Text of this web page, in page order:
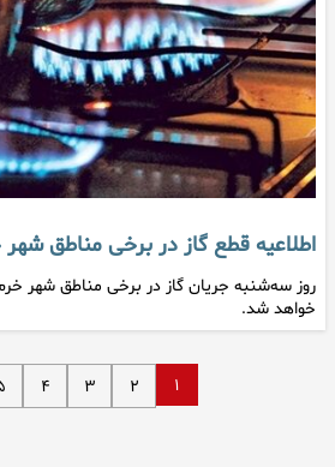
اطلاعیه قطع گاز در برخی مناطق شهر
روز سه‌شنبه جریان گاز در برخی مناطق شهر
خواهد شد.
۱ ۲ ۳ ۴